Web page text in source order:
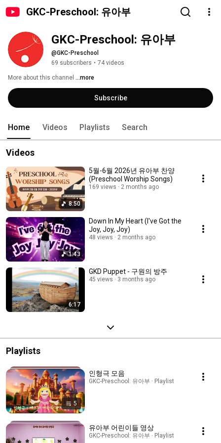
GKC-Preschool: 유아부
GKC-Preschool: 유아부
@GKC-Preschool
69 subscribers • 74 videos
More about this channel ...more
Subscribe
Home Videos Playlists Search
Videos
8:50
5월-6월 2026년 유아부 찬양
(Preschool Worship Songs)
169 views 2 months ago
1:43
Down In My Heart (I've Got the
Joy, Joy, Joy)
48 views 2 months ago
6:17
GKD Puppet - 구원의 방주
45 views 3 months ago
Playlists
5
인형극 모음
GKC-Preschool: 유아부 · Playlist
유아부 어린이들 영상
GKC-Preschool: 유아부 · Playlist